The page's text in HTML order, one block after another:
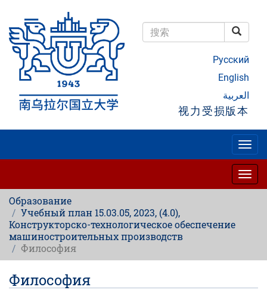
到
主
搜索
Русский
English
العربية
视力受损版本
Образование
Учебный план 15.03.05, 2023, (4.0),
Конструкторско-технологическое обеспечение
машиностроительных производств
Философия
Философия